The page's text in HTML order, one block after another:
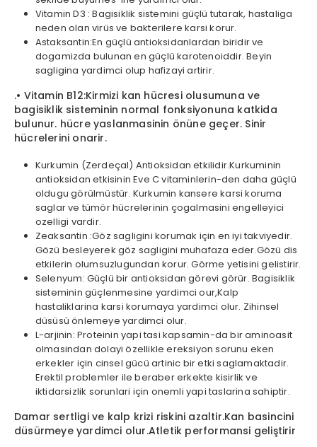
Vitamin D3 : Bagisiklik sistemini güçlü tutarak, hastaliga
neden olan virüs ve bakterilere karsi korur.
Astaksantin:En güçlü antioksidanlardan biridir ve
dogamizda bulunan en güçlü karotenoiddir. Beyin
sagligina yardimci olup hafizayi artirir.
.• Vitamin B12:Kirmizi kan hücresi olusumuna ve
bagisiklik sisteminin normal fonksiyonuna katkida
bulunur. hücre yaslanmasinin önüne geçer. Sinir
hücrelerini onarir.
Kurkumin (Zerdeçal) Antioksidan etkilidir.Kurkuminin
antioksidan etkisinin Eve C vitaminlerin-den daha güçlü
oldugu görülmüstür. Kurkumin kansere karsi koruma
saglar ve tümör hücrelerinin çogalmasini engelleyici
ozelligi vardir.
Zeaksantin :Göz sagligini korumak için en iyi takviyedir.
Gözü besleyerek göz sagligini muhafaza eder.Gözü dis
etkilerin olumsuzlugundan korur. Görme yetisini gelistirir.
Selenyum: Güçlü bir antioksidan görevi görür. Bagisiklik
sisteminin güçlenmesine yardimci our,Kalp
hastaliklarina karsi korumaya yardimci olur. Zihinsel
düsüsù önlemeye yardimci olur.
L-arjinin: Proteinin yapi tasi kapsamin-da bir aminoasit
olmasindan dolayi özellikle ereksiyon sorunu eken
erkekler için cinsel gücü artinic bir etki saglamaktadir.
Erektil problemler ile beraber erkekte kisirlik ve
iktidarsizlik sorunlari için onemli yapi taslarina sahiptir.
Damar sertligi ve kalp krizi riskini azaltir.Kan basincini
düsürmeye yardimci olur.Atletik performansi geliştirir